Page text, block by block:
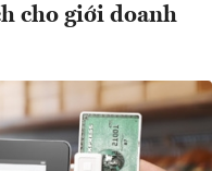
cho giới doanh